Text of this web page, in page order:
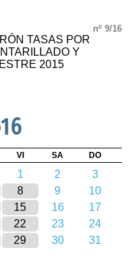
nº 9/16
TASAS POR
Y
2015
16
VI SA DO
1 2
3
8 9
10
15 16
17
22 23
24
29 30 31